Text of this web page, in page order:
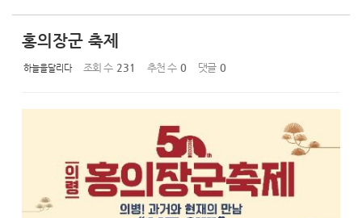
홍의장군 축제
하늘을달리다 조회 수 231 추천 수 0 댓글 0